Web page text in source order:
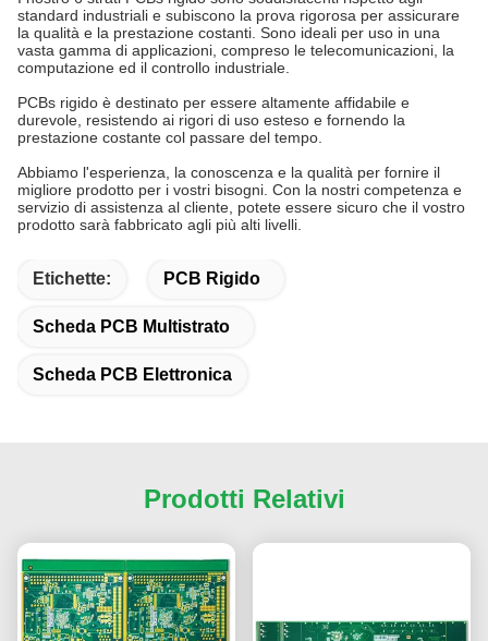
standard industriali e subiscono la prova rigorosa per assicurare
la qualità e la prestazione costanti. Sono ideali per uso in una
vasta gamma di applicazioni, compreso le telecomunicazioni, la
computazione ed il controllo industriale.
PCBs rigido è destinato per essere altamente affidabile e
durevole, resistendo ai rigori di uso esteso e fornendo la
prestazione costante col passare del tempo.
Abbiamo l'esperienza, la conoscenza e la qualità per fornire il
migliore prodotto per i vostri bisogni. Con la nostri competenza e
servizio di assistenza al cliente, potete essere sicuro che il vostro
prodotto sarà fabbricato agli più alti livelli.
Etichette: PCB Rigido
Scheda PCB Multistrato
Scheda PCB Elettronica
Prodotti Relativi